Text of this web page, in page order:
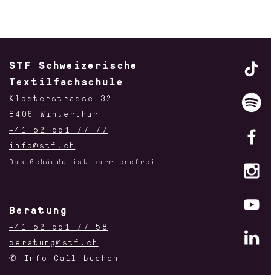
STF Schweizerische
Textilfachschule
Klosterstrasse 32
8406 Winterthur
+41 52 551 77 77
info@stf.ch
Das Gebäude ist barrierefrei.
Beratung
+41 52 551 77 58
beratung@stf.ch
✆ Info-Call buchen